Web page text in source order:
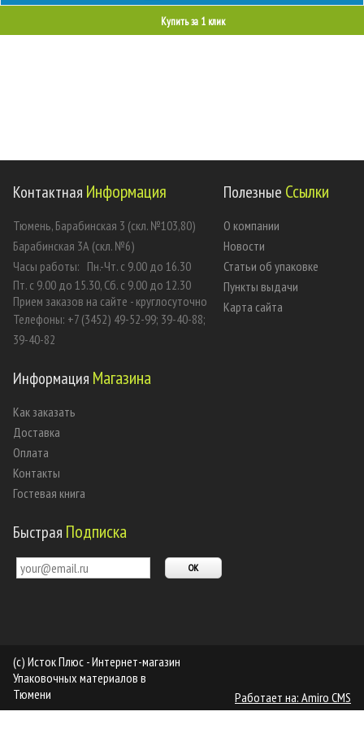
Купить за 1 клик
Контактная Информация
Тюмень, Барабинская 3 (скл. №103,80)
Барабинская 3А (скл. №6)
Часы работы: Пн.-Чт. с 9.00 до 16.30
Пт. с 9.00 до 15.30, Сб. с 9.00 до 12.30
Прием заказов на сайте - круглосуточно
Телефоны: +7 (3452) 49-52-99; 39-40-88;
39-40-82
Полезные Ссылки
О компании
Новости
Статьи об упаковке
Пункты выдачи
Карта сайта
Информация Магазина
Как заказать
Доставка
Оплата
Контакты
Гостевая книга
Быстрая Подписка
(c) Исток Плюс - Интернет-магазин
Упаковочных материалов в
Тюмени
Работает на: Amiro CMS